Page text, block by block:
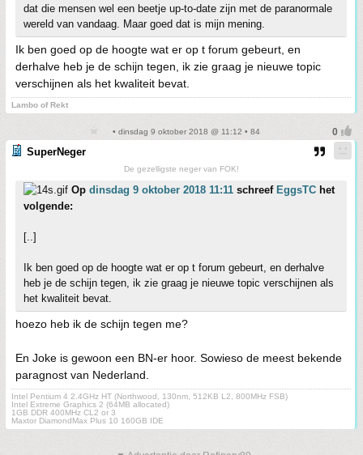
dat die mensen wel een beetje up-to-date zijn met de paranormale
wereld van vandaag. Maar goed dat is mijn mening.
Ik ben goed op de hoogte wat er op t forum gebeurt, en
derhalve heb je de schijn tegen, ik zie graag je nieuwe topic
verschijnen als het kwaliteit bevat.
Lambo of Rekt
• dinsdag 9 oktober 2018 @ 11:12 • 84
SuperNeger
De gezelligste neger van FOK!
Op dinsdag 9 oktober 2018 11:11 schreef EggsTC het
volgende:
[..]
Ik ben goed op de hoogte wat er op t forum gebeurt, en derhalve
heb je de schijn tegen, ik zie graag je nieuwe topic verschijnen als
het kwaliteit bevat.
hoezo heb ik de schijn tegen me?
En Joke is gewoon een BN-er hoor. Sowieso de meest bekende
paragnost van Nederland.
Intel Pentium 4 2.4GHz HT (Northwood, 130nm, 512KB L2, 800MHz FSB)
Intel Extreme Graphics 2 (64MB allocated)
1GB DDR 400MHz CL2 or 3
Maxtor DiamondMax Plus 10 160GB IDE